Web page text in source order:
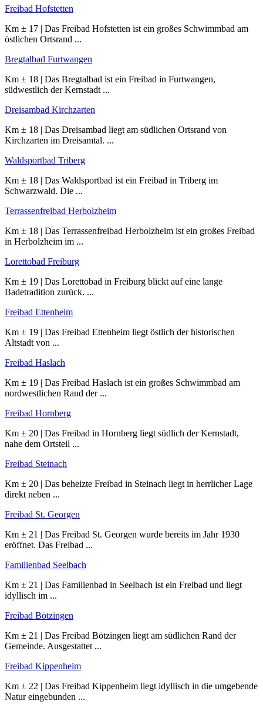
Freibad Hofstetten
Km ± 17 | Das Freibad Hofstetten ist ein großes Schwimmbad am
östlichen Ortsrand ...
Bregtalbad Furtwangen
Km ± 18 | Das Bregtalbad ist ein Freibad in Furtwangen,
südwestlich der Kernstadt ...
Dreisambad Kirchzarten
Km ± 18 | Das Dreisambad liegt am südlichen Ortsrand von
Kirchzarten im Dreisamtal. ...
Waldsportbad Triberg
Km ± 18 | Das Waldsportbad ist ein Freibad in Triberg im
Schwarzwald. Die ...
Terrassenfreibad Herbolzheim
Km ± 18 | Das Terrassenfreibad Herbolzheim ist ein großes Freibad
in Herbolzheim im ...
Lorettobad Freiburg
Km ± 19 | Das Lorettobad in Freiburg blickt auf eine lange
Badetradition zurück. ...
Freibad Ettenheim
Km ± 19 | Das Freibad Ettenheim liegt östlich der historischen
Altstadt von ...
Freibad Haslach
Km ± 19 | Das Freibad Haslach ist ein großes Schwimmbad am
nordwestlichen Rand der ...
Freibad Hornberg
Km ± 20 | Das Freibad in Hornberg liegt südlich der Kernstadt,
nahe dem Ortsteil ...
Freibad Steinach
Km ± 20 | Das beheizte Freibad in Steinach liegt in herrlicher Lage
direkt neben ...
Freibad St. Georgen
Km ± 21 | Das Freibad St. Georgen wurde bereits im Jahr 1930
eröffnet. Das Freibad ...
Familienbad Seelbach
Km ± 21 | Das Familienbad in Seelbach ist ein Freibad und liegt
idyllisch im ...
Freibad Bötzingen
Km ± 21 | Das Freibad Bötzingen liegt am südlichen Rand der
Gemeinde. Ausgestattet ...
Freibad Kippenheim
Km ± 22 | Das Freibad Kippenheim liegt idyllisch in die umgebende
Natur eingebunden ...